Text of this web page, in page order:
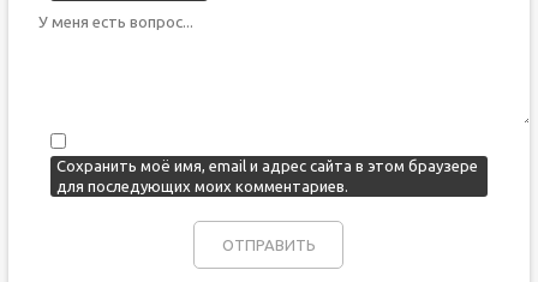
Сохранить моё имя, email и адрес сайта в этом браузере
для последующих моих комментариев.